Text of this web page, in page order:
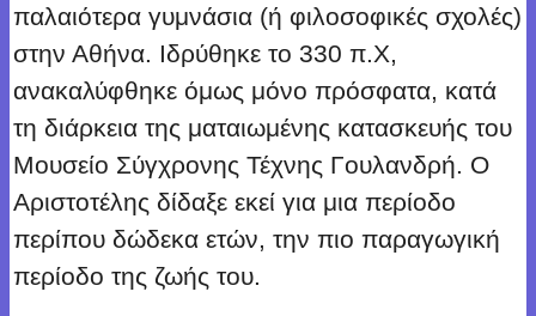
παλαιότερα γυμνάσια (ή φιλοσοφικές σχολές)
στην Αθήνα. Ιδρύθηκε το 330 π.Χ,
ανακαλύφθηκε όμως μόνο πρόσφατα, κατά
τη διάρκεια της ματαιωμένης κατασκευής του
Μουσείο Σύγχρονης Τέχνης Γουλανδρή. Ο
Αριστοτέλης δίδαξε εκεί για μια περίοδο
περίπου δώδεκα ετών, την πιο παραγωγική
περίοδο της ζωής του.